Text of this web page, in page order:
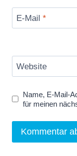
E-Mail *
Website
Name, E-Mail-
für meinen